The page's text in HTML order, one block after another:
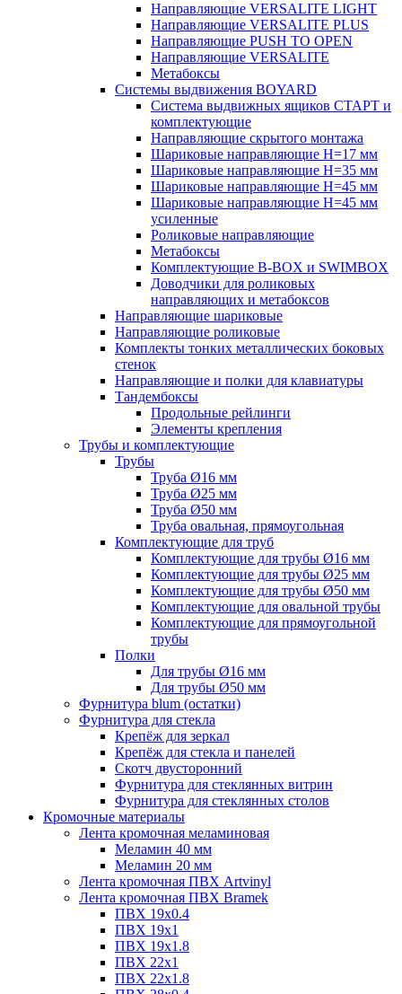
Направляющие VERSALITE LIGHT
Направляющие VERSALITE PLUS
Направляющие PUSH TO OPEN
Направляющие VERSALITE
Метабоксы
Системы выдвижения BOYARD
Система выдвижных ящиков СТАРТ и
комплектующие
Направляющие скрытого монтажа
Шариковые направляющие H=17 мм
Шариковые направляющие H=35 мм
Шариковые направляющие H=45 мм
Шариковые направляющие H=45 мм
усиленные
Роликовые направляющие
Метабоксы
Комплектующие B-BOX и SWIMBOX
Доводчики для роликовых
направляющих и метабоксов
Направляющие шариковые
Направляющие роликовые
Комплекты тонких металлических боковых
стенок
Направляющие и полки для клавиатуры
Тандембоксы
Продольные рейлинги
Элементы крепления
Трубы и комплектующие
Трубы
Труба Ø16 мм
Труба Ø25 мм
Труба Ø50 мм
Труба овальная, прямоугольная
Комплектующие для труб
Комплектующие для трубы Ø16 мм
Комплектующие для трубы Ø25 мм
Комплектующие для трубы Ø50 мм
Комплектующие для овальной трубы
Комплектующие для прямоугольной
трубы
Полки
Для трубы Ø16 мм
Для трубы Ø50 мм
Фурнитура blum (остатки)
Фурнитура для стекла
Крепёж для зеркал
Крепёж для стекла и панелей
Скотч двусторонний
Фурнитура для стеклянных витрин
Фурнитура для стеклянных столов
Кромочные материалы
Лента кромочная меламиновая
Меламин 40 мм
Меламин 20 мм
Лента кромочная ПВХ Artvinyl
Лента кромочная ПВХ Bramek
ПВХ 19x0.4
ПВХ 19х1
ПВХ 19х1.8
ПВХ 22х1
ПВХ 22х1.8